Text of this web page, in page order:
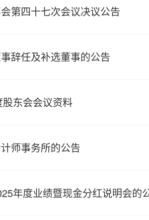
第四十七次会议决议公告
辞任及补选董事的公告
东会会议资料
师事务所的公告
年度业绩暨现金分红说明会的